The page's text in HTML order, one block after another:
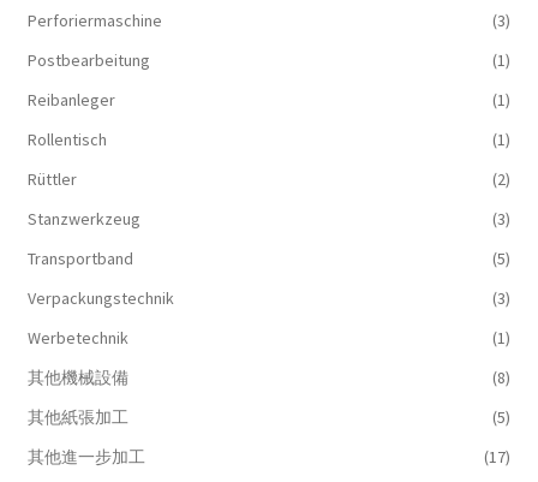
Perforiermaschine
(3)
Postbearbeitung
(1)
Reibanleger
(1)
Rollentisch
(1)
Rüttler
(2)
Stanzwerkzeug
(3)
Transportband
(5)
Verpackungstechnik
(3)
Werbetechnik
(1)
其他機械設備
(8)
其他紙張加工
(5)
其他進一步加工
(17)